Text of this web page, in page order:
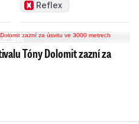
Reflex
Tóny Dolomit zazní za